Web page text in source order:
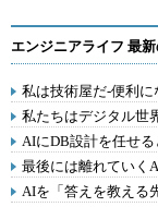
エンジニアライフ 最
私は技術屋だ-便利
私たちはデジタル世
AIにDB設計を任せ
最後には離れていく
AIを「答えを教える